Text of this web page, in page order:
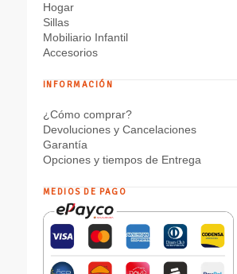
Hogar
Sillas
Mobiliario Infantil
Accesorios
INFORMACIÓN
¿Cómo comprar?
Devoluciones y Cancelaciones
Garantía
Opciones y tiempos de Entrega
MEDIOS DE PAGO